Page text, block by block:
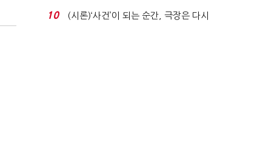
전기료 부담…저...
10
(시론)‘사건’이 되는 순간, 극장은 다시